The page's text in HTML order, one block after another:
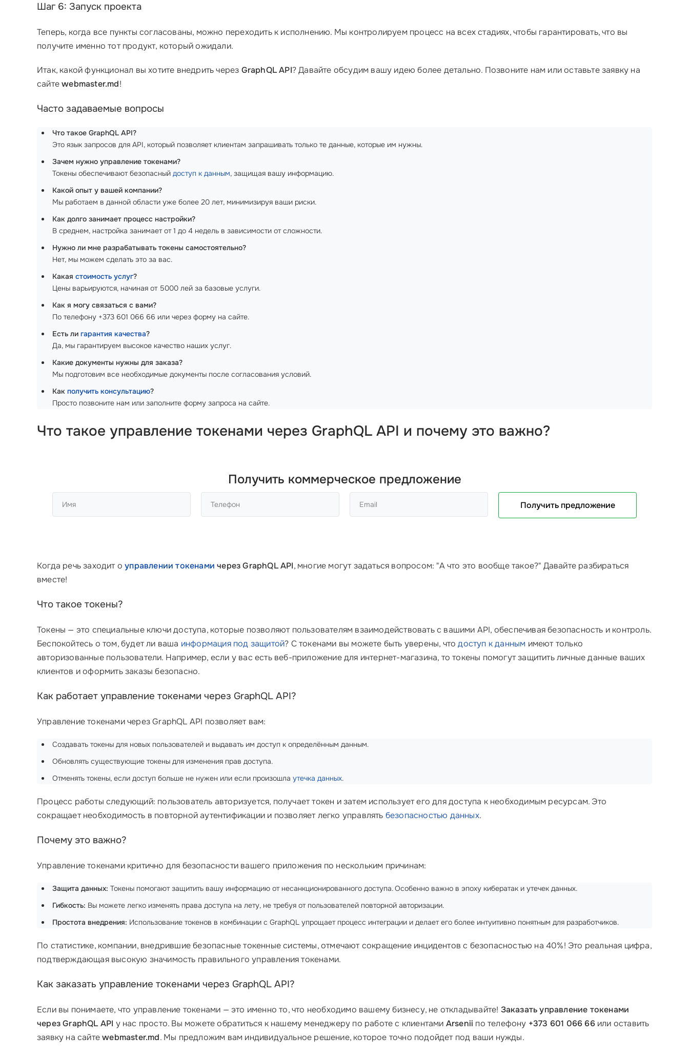
Шаг 6: Запуск проекта
Теперь, когда все пункты согласованы, можно переходить к исполнению. Мы контролируем процесс на всех стадиях, чтобы гарантировать, что вы
получите именно тот продукт, который ожидали.
Итак, какой функционал вы хотите внедрить через GraphQL API? Давайте обсудим вашу идею более детально. Позвоните нам или оставьте заявку на
сайтеwebmaster.md!
Часто задаваемые вопросы
Что такое GraphQL API?
Это язык запросов для API, который позволяет клиентам запрашивать только те данные, которые им нужны.
Зачем нужно управление токенами?
Токены обеспечивают безопасный доступ к данным, защищая вашу информацию.
Какой опыт у вашей компании?
Мы работаем в данной области уже более 20 лет, минимизируя ваши риски.
Как долго занимает процесс настройки?
В среднем, настройка занимает от 1 до 4 недель в зависимости от сложности.
Нужно ли мне разрабатывать токены самостоятельно?
Нет, мы можем сделать это за вас.
Какая стоимость услуг?
Цены варьируются, начиная от 5000 лей за базовые услуги.
Как я могу связаться с вами?
По телефону +373 601 066 66 или через форму на сайте.
Есть ли гарантия качества?
Да, мы гарантируем высокое качество наших услуг.
Какие документы нужны для заказа?
Мы подготовим все необходимые документы после согласования условий.
Как получить консультацию?
Просто позвоните нам или заполните форму запроса на сайте.
Что такое управление токенами через GraphQL API и почему это важно?
Получить коммерческое предложение
Получить предложение
Когда речь заходит оуправлении токенами через GraphQL API, многие могут задаться вопросом: "А что это вообще такое?" Давайте разбираться
вместе!
Что такое токены?
Токены — это специальные ключи доступа, которые позволяют пользователям взаимодействовать с вашими API, обеспечивая безопасность и контроль.
Беспокойтесь о том, будет ли ваша информация под защитой? С токенами вы можете быть уверены, чтодоступ к данным имеют только
авторизованные пользователи. Например, если у вас есть веб-приложение для интернет-магазина, то токены помогут защитить личные данные ваших
клиентов и оформить заказы безопасно.
Как работает управление токенами через GraphQL API?
Управление токенами через GraphQL API позволяет вам:
Создавать токены для новых пользователей и выдавать им доступ к определённым данным.
Обновлять существующие токены для изменения прав доступа.
Отменять токены, если доступ больше не нужен или если произошла утечка данных.
Процесс работы следующий: пользователь авторизуется, получает токен и затем использует его для доступа к необходимым ресурсам. Это
сокращает необходимость в повторной аутентификации и позволяет легко управлять безопасностью данных.
Почему это важно?
Управление токенами критично для безопасности вашего приложения по нескольким причинам:
Защита данных: Токены помогают защитить вашу информацию от несанкционированного доступа. Особенно важно в эпоху кибератак и утечек данных.
Гибкость: Вы можете легко изменять права доступа на лету, не требуя от пользователей повторной авторизации.
Простота внедрения: Использование токенов в комбинации с GraphQL упрощает процесс интеграции и делает его более интуитивно понятным для разработчиков.
По статистике, компании, внедрившие безопасные токенные системы, отмечают сокращение инцидентов с безопасностью на 40%! Это реальная цифра,
подтверждающая высокую значимость правильного управления токенами.
Как заказать управление токенами через GraphQL API?
Если вы понимаете, что управление токенами — это именно то, что необходимо вашему бизнесу, не откладывайте! Заказать управление токенами
через GraphQL API у нас просто. Вы можете обратиться к нашему менеджеру по работе с клиентами Arsenii по телефону +373 601 066 66или оставить
заявку на сайтеwebmaster.md. Мы предложим вам индивидуальное решение, которое точно подойдет под ваши нужды.